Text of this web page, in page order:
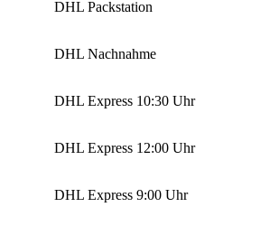
DHL Packstation
DHL Nachnahme
DHL Express 10:30 Uhr
DHL Express 12:00 Uhr
DHL Express 9:00 Uhr